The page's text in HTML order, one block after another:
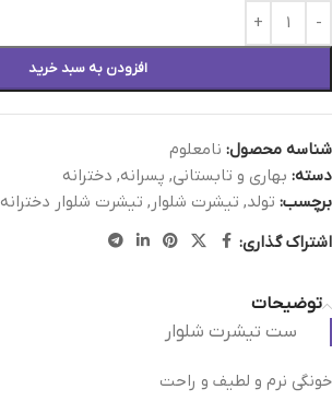
افزودن به سبد خرید
شناسه محصول: نامعلوم
دسته: بهاری و تابستانی, پسرانه, دخترانه
برچسب: تولد, تیشرت شلوار , تیشرت شلوار دخترانه
اشتراک گذاری:
توضیحات
ست تیشرت شلوار
خونگی نرم و لطیف و راحت